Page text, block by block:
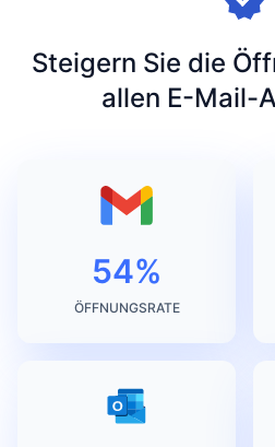
Steigern Sie die
allen E-Mail-
54%
ÖFFNUNGSRATE